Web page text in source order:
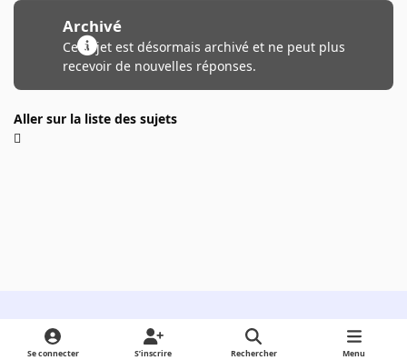
Archivé
Ce sujet est désormais archivé et ne peut plus
recevoir de nouvelles réponses.
Aller sur la liste des sujets
Light ModeDark ModeSystem Preference
Se connecter S’inscrire Rechercher Menu